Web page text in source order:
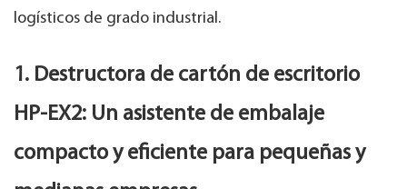
logísticos de grado industrial.
1. Destructora de cartón de escritorio
HP-EX2: Un asistente de embalaje
compacto y eficiente para pequeñas y